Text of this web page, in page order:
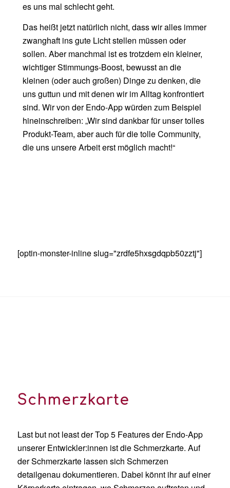
es uns mal schlecht geht.
Das heißt jetzt natürlich nicht, dass wir alles immer
zwanghaft ins gute Licht stellen müssen oder
sollen. Aber manchmal ist es trotzdem ein kleiner,
wichtiger Stimmungs-Boost, bewusst an die
kleinen (oder auch großen) Dinge zu denken, die
uns guttun und mit denen wir im Alltag konfrontiert
sind. Wir von der Endo-App würden zum Beispiel
hineinschreiben: „Wir sind dankbar für unser tolles
Produkt-Team, aber auch für die tolle Community,
die uns unsere Arbeit erst möglich macht!“
[optin-monster-inline slug="zrdfe5hxsgdqpb50zztj"]
Schmerzkarte
Last but not least der Top 5 Features der Endo-App
unserer Entwickler:innen ist die Schmerzkarte. Auf
der Schmerzkarte lassen sich Schmerzen
detailgenau dokumentieren. Dabei könnt ihr auf einer